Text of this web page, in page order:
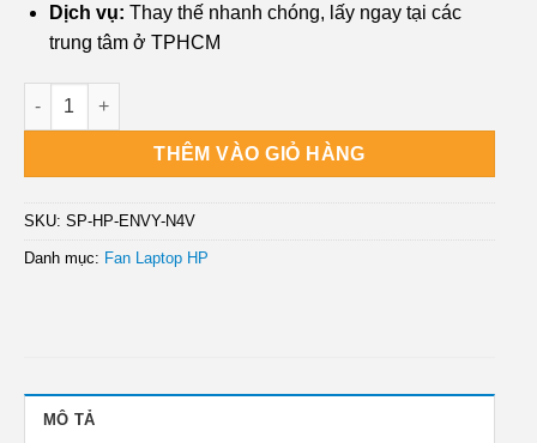
Dịch vụ: Thay thế nhanh chóng, lấy ngay tại các
trung tâm ở TPHCM
Quạt Laptop HP ENVY x360 15-u000, 15-u100 - Thay Nhanh
THÊM VÀO GIỎ HÀNG
SKU: SP-HP-ENVY-N4V
Danh mục: Fan Laptop HP
MÔ TẢ